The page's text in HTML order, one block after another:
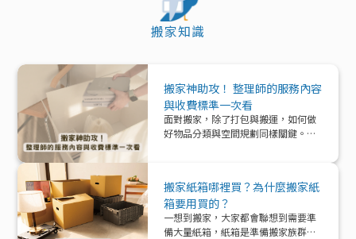
搬家知識
搬家神助攻！ 整理師的服務內容
與收費標準一次看
面對搬家，除了打包與搬運，如何做
好物品分類與空間規劃同樣關鍵。本
一次解析！
搬家紙箱哪裡買？為什麼搬家紙
箱要用買的？
一想到搬家，大家都會聯想到需要準
備大量紙箱，紙箱是準備搬家族群的